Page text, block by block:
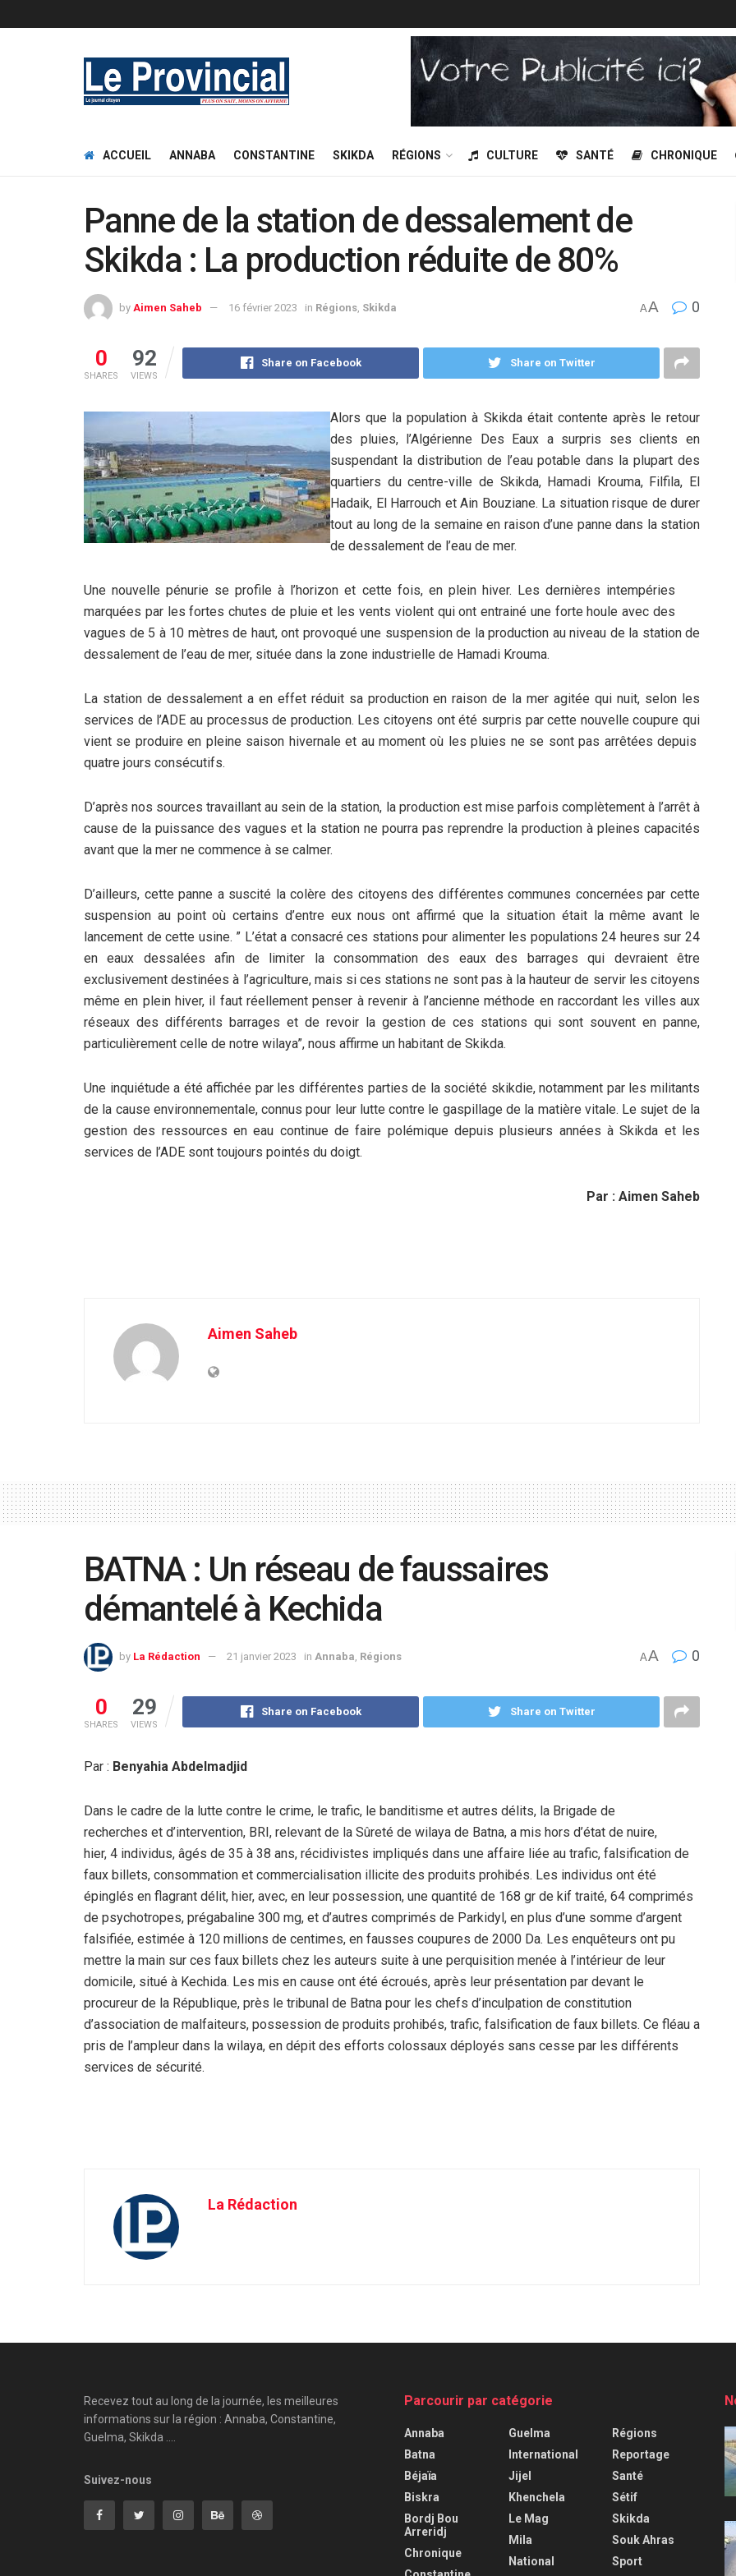
ACCUEIL ANNABA CONSTANTINE SKIKDA RÉGIONS CULTURE SANTÉ CHRONIQUE
Panne de la station de dessalement de
Skikda : La production réduite de 80%
by Aimen Saheb 16 février 2023 in Régions Skikda AA 0
0
SHARES
92
VIEWS
Share on Facebook Share on Twitter
Alors que la population à Skikda était contente après le retour
des pluies, l’Algérienne Des Eaux a surpris ses clients en
suspendant la distribution de l’eau potable dans la plupart des
quartiers du centre-ville de Skikda, Hamadi Krouma, Filfila, El
Hadaik, El Harrouch et Ain Bouziane. La situation risque de durer
tout au long de la semaine en raison d’une panne dans la station
de dessalement de l’eau de mer.
Une nouvelle pénurie se profile à l’horizon et cette fois, en plein hiver. Les dernières intempéries
marquées par les fortes chutes de pluie et les vents violent qui ont entrainé une forte houle avec des
vagues de 5 à 10 mètres de haut, ont provoqué une suspension de la production au niveau de la station de
dessalement de l’eau de mer, située dans la zone industrielle de Hamadi Krouma.
La station de dessalement a en effet réduit sa production en raison de la mer agitée qui nuit, selon les
services de l’ADE au processus de production. Les citoyens ont été surpris par cette nouvelle coupure qui
vient se produire en pleine saison hivernale et au moment où les pluies ne se sont pas arrêtées depuis
quatre jours consécutifs.
D’après nos sources travaillant au sein de la station, la production est mise parfois complètement à l’arrêt à
cause de la puissance des vagues et la station ne pourra pas reprendre la production à pleines capacités
avant que la mer ne commence à se calmer.
D’ailleurs, cette panne a suscité la colère des citoyens des différentes communes concernées par cette
suspension au point où certains d’entre eux nous ont affirmé que la situation était la même avant le
lancement de cette usine. ” L’état a consacré ces stations pour alimenter les populations 24 heures sur 24
en eaux dessalées afin de limiter la consommation des eaux des barrages qui devraient être
exclusivement destinées à l’agriculture, mais si ces stations ne sont pas à la hauteur de servir les citoyens
même en plein hiver, il faut réellement penser à revenir à l’ancienne méthode en raccordant les villes aux
réseaux des différents barrages et de revoir la gestion de ces stations qui sont souvent en panne,
particulièrement celle de notre wilaya”, nous affirme un habitant de Skikda.
Une inquiétude a été affichée par les différentes parties de la société skikdie, notamment par les militants
de la cause environnementale, connus pour leur lutte contre le gaspillage de la matière vitale. Le sujet de la
gestion des ressources en eau continue de faire polémique depuis plusieurs années à Skikda et les
services de l’ADE sont toujours pointés du doigt.
Par : Aimen Saheb
Aimen Saheb
BATNA : Un réseau de faussaires
démantelé à Kechida
by La Rédaction 21 janvier 2023 in Annaba Régions AA 0
0
SHARES
29
VIEWS
Share on Facebook Share on Twitter
Par : Benyahia Abdelmadjid
Dans le cadre de la lutte contre le crime, le trafic, le banditisme et autres délits, la Brigade de
recherches et d’intervention, BRI, relevant de la Sûreté de wilaya de Batna, a mis hors d’état de nuire,
hier, 4 individus, âgés de 35 à 38 ans, récidivistes impliqués dans une affaire liée au trafic, falsification de
faux billets, consommation et commercialisation illicite des produits prohibés. Les individus ont été
épinglés en flagrant délit, hier, avec, en leur possession, une quantité de 168 gr de kif traité, 64 comprimés
de psychotropes, prégabaline 300 mg, et d’autres comprimés de Parkidyl, en plus d’une somme d’argent
falsifiée, estimée à 120 millions de centimes, en fausses coupures de 2000 Da. Les enquêteurs ont pu
mettre la main sur ces faux billets chez les auteurs suite à une perquisition menée à l’intérieur de leur
domicile, situé à Kechida. Les mis en cause ont été écroués, après leur présentation par devant le
procureur de la République, près le tribunal de Batna pour les chefs d’inculpation de constitution
d’association de malfaiteurs, possession de produits prohibés, trafic, falsification de faux billets. Ce fléau a
pris de l’ampleur dans la wilaya, en dépit des efforts colossaux déployés sans cesse par les différents
services de sécurité.
La Rédaction
Recevez tout au long de la journée, les meilleures
informations sur la région : Annaba, Constantine,
Guelma, Skikda ....
Suivez-nous
Parcourir par catégorie
Annaba
Batna
Béjaïa
Biskra
Bordj Bou
Arreridj
Chronique
Guelma
International
Jijel
Khenchela
Le Mag
Mila
National
Régions
Reportage
Santé
Sétif
Skikda
Souk Ahras
Sport